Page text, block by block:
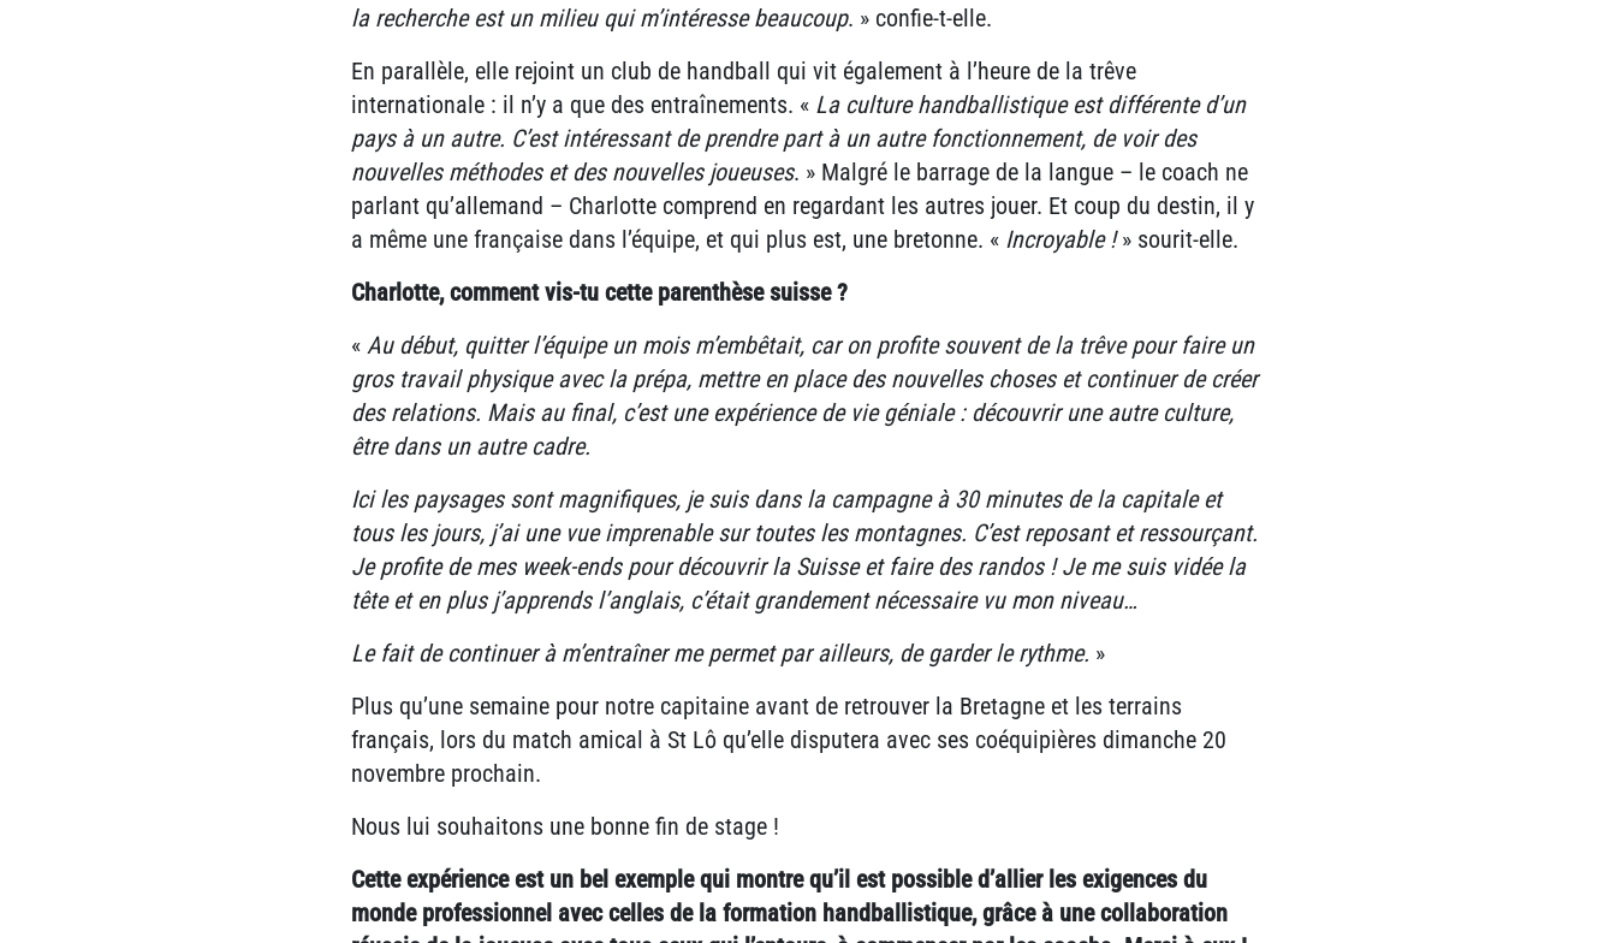
la recherche est un milieu qui m’intéresse beaucoup. » confie-t-elle.
En parallèle, elle rejoint un club de handball qui vit également à l’heure de la trêve
internationale : il n’y a que des entraînements. « La culture handballistique est différente d’un
pays à un autre. C’est intéressant de prendre part à un autre fonctionnement, de voir des
nouvelles méthodes et des nouvelles joueuses. » Malgré le barrage de la langue – le coach ne
parlant qu’allemand – Charlotte comprend en regardant les autres jouer. Et coup du destin, il y
a même une française dans l’équipe, et qui plus est, une bretonne. « Incroyable !» sourit-elle.
Charlotte, comment vis-tu cette parenthèse suisse ?
« Au début, quitter l’équipe un mois m’embêtait, car on profite souvent de la trêve pour faire un
gros travail physique avec la prépa, mettre en place des nouvelles choses et continuer de créer
des relations. Mais au final, c’est une expérience de vie géniale : découvrir une autre culture,
être dans un autre cadre.
Ici les paysages sont magnifiques, je suis dans la campagne à 30 minutes de la capitale et
tous les jours, j’ai une vue imprenable sur toutes les montagnes. C’est reposant et ressourçant.
Je profite de mes week-ends pour découvrir la Suisse et faire des randos ! Je me suis vidée la
tête et en plus j’apprends l’anglais, c’était grandement nécessaire vu mon niveau…
Le fait de continuer à m’entraîner me permet par ailleurs, de garder le rythme. »
Plus qu’une semaine pour notre capitaine avant de retrouver la Bretagne et les terrains
français, lors du match amical à St Lô qu’elle disputera avec ses coéquipières dimanche 20
novembre prochain.
Nous lui souhaitons une bonne fin de stage !
Cette expérience est un bel exemple qui montre qu’il est possible d’allier les exigences du
monde professionnel avec celles de la formation handballistique, grâce à une collaboration